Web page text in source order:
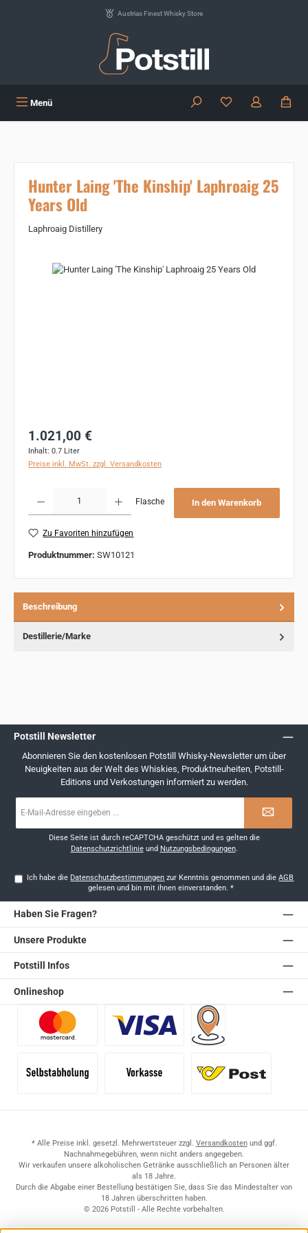
Austrias Finest Whisky Store
Menü Du hast 0
Hunter Laing 'The Kinship' Laphroaig 25
Years Old
Laphroaig Distillery
Bildergalerie überspringen
Regulärer Preis:
1.021,00 €
Inhalt: 0.7 Liter
Preise inkl. MwSt. zzgl. Versandkosten
Flasche In den Warenkorb
Zu Favoriten hinzufügen
Produktnummer: SW10121
Beschreibung
Destillerie/Marke
Potstill Newsletter
Abonnieren Sie den kostenlosen Potstill Whisky-Newsletter um über
Neuigkeiten aus der Welt des Whiskies, Produktneuheiten, Potstill-
Editions und Verkostungen informiert zu werden.
Mail-
Diese Seite ist durch reCAPTCHA geschützt und es gelten die
Datenschutzrichtlinieund Nutzungsbedingungen.
Ich habe die Datenschutzbestimmungen zur Kenntnis genommen und dieAGB
gelesen und bin mit ihnen einverstanden. *
Haben Sie Fragen?
Unsere Produkte
Potstill Infos
Onlineshop
* Alle Preise inkl. gesetzl. Mehrwertsteuer zzgl. Versandkostenund ggf.
Nachnahmegebühren, wenn nicht anders angegeben.
Wir verkaufen unsere alkoholischen Getränke ausschließlich an Personen älter
als 18 Jahre.
Durch die Abgabe einer Bestellung bestätigen Sie, dass Sie das Mindestalter von
18 Jahren überschritten haben.
© 2026 Potstill - Alle Rechte vorbehalten.